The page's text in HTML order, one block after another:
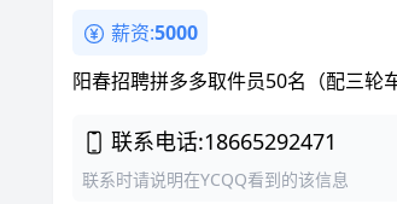
薪资:5000
阳春招聘拼多多取件员50名（配三轮
联系电话:18665292471
联系时请说明在YCQQ看到的该信息